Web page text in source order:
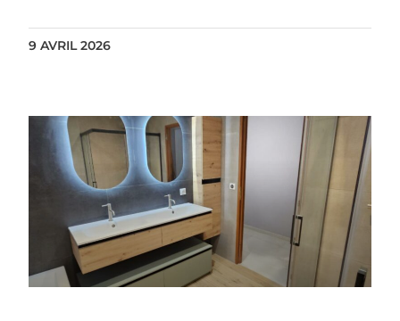
9 AVRIL 2026